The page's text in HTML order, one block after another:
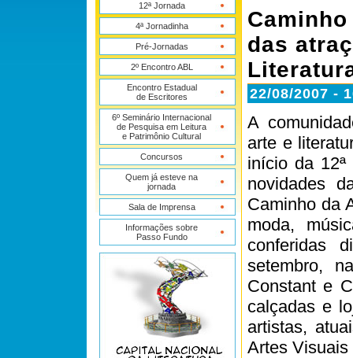
12ª Jornada
4ª Jornadinha
Pré-Jornadas
2º Encontro ABL
Encontro Estadual
de Escritores
6º Seminário Internacional
de Pesquisa em Leitura
e Patrimônio Cultural
Concursos
Quem já esteve na
jornada
Sala de Imprensa
Informações sobre
Passo Fundo
das
22/08/2007 -
A
arte e
início da
novidades
Caminho da
moda,
conferidas
setembro,
Constant e
calçadas e
artistas,
Artes Visuais